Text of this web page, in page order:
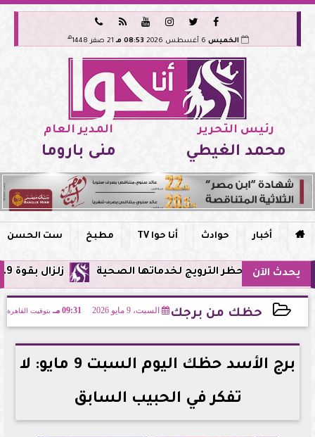






الخميس 08:53 مـ 21 صفر 1448 هـ
رئيس التحرير
محمد الغيطي
المدير العام
منى باروما
 أخبار حوادث أنا حوا TV مطبخ ست الحسن
يحدث الآن زلزال بقوة 5.9 ريختر يشعر به سكان القاهرة وعدة محافظات.. مركزه شرق البحر المتوسط وحظر الترويج لخدماتها الصحية
حظك من برجك السبت، 9 مايو 2026 09:31 مـ بتوقيت القاهرة
2026-05-09 21:31:53
برج الأسد حظك اليوم السبت 9 مايو: لا
تفكر في الحبيب السابق